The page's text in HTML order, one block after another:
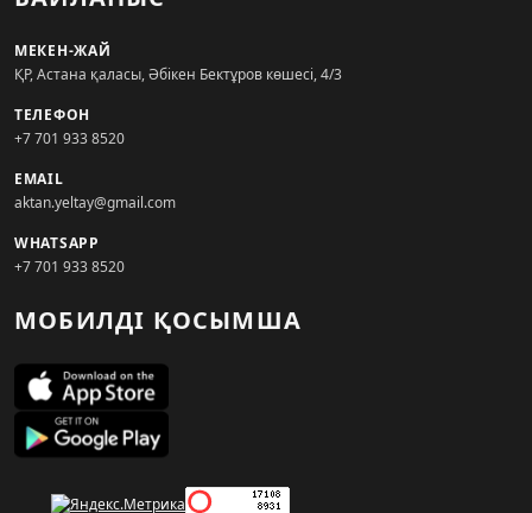
МЕКЕН-ЖАЙ
ҚР, Астана қаласы, Әбікен Бектұров көшесі, 4/3
ТЕЛЕФОН
+7 701 933 8520
EMAIL
aktan.yeltay@gmail.com
WHATSAPP
+7 701 933 8520
МОБИЛДІ ҚОСЫМША